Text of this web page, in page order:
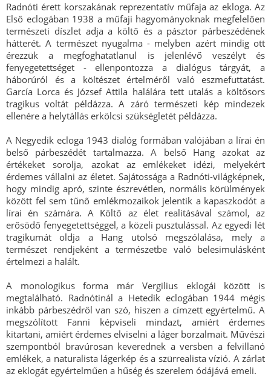
Radnóti érett korszakának reprezentatív műfaja az ekloga. Az
Első eclogában 1938 a műfaji hagyományoknak megfelelően
természeti díszlet adja a költő és a pásztor párbeszédének
hátterét. A természet nyugalma - melyben azért mindig ott
érezzük a megfoghatatlanul is jelenlévő veszélyt és
fenyegetettséget - ellenpontozza a dialógus tárgyát, a
háborúról és a költészet értelméről való eszmefuttatást.
García Lorca és József Attila halálára tett utalás a költősors
tragikus voltát példázza. A záró természeti kép mindezek
ellenére a helytállás erkölcsi szükségletét példázza.
A Negyedik ecloga 1943 dialóg formában valójában a lírai én
belső párbeszédét tartalmazza. A belső Hang azokat az
értékeket sorolja, azokat az emlékeket idézi, melyekért
érdemes vállalni az életet. Sajátossága a Radnóti-világképnek,
hogy mindig apró, szinte észrevétlen, normális körülmények
között fel sem tűnő emlékmozaikok jelentik a kapaszkodót a
lírai én számára. A Költő az élet realitásával számol, az
erősödő fenyegetettséggel, a közeli pusztulással. Az egyedi lét
tragikumát oldja a Hang utolsó megszólalása, mely a
természet rendjeként a természetbe való belesimulásként
értelmezi a halált.
A monologikus forma már Vergilius eklogái között is
megtalálható. Radnótinál a Hetedik eclogában 1944 mégis
inkább párbeszédről van szó, hiszen a címzett egyértelmű. A
megszólított Fanni képviseli mindazt, amiért érdemes
kitartani, amiért érdemes elviselni a láger borzalmait. Művészi
szempontból bravúrosan keverednek a versben a felvillanó
emlékek, a naturalista lágerkép és a szürrealista vízió. A zárlat
az eklogát egyértelműen a hűség és szerelem ódájává emeli.